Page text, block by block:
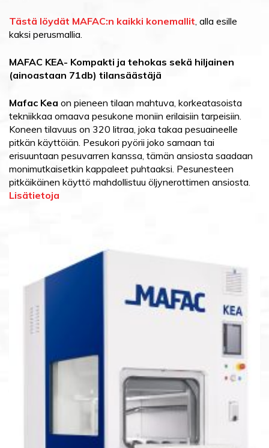
Tästä löydät MAFAC:n kaikki konemallit , alla esille
kaksi perusmallia.
MAFAC KEA- Kompakti ja tehokas sekä hiljainen
(ainoastaan 71db) tilansäästäjä
Mafac Kea on pieneen tilaan mahtuva, korkeatasoista
tekniikkaa omaava pesukone moniin erilaisiin tarpeisiin.
Koneen tilavuus on 320 litraa, joka takaa pesuaineelle
pitkän käyttöiän. Pesukori pyörii joko samaan tai
erisuuntaan pesuvarren kanssa, tämän ansiosta saadaan
monimutkaisetkin kappaleet puhtaaksi. Pesunesteen
pitkäikäinen käyttö mahdollistuu öljynerottimen ansiosta.
Lisätietoja